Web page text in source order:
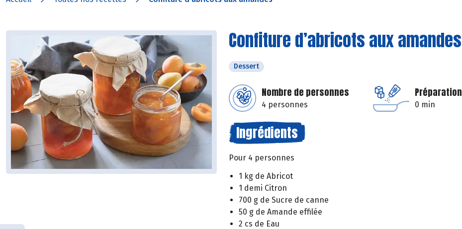
Confiture d’abricots aux amandes
Dessert
Nombre de personnes
4 personnes
Préparation
0 min
Ingrédients
Pour 4 personnes
1 kg de Abricot
1 demi Citron
700 g de Sucre de canne
50 g de Amande effilée
2 cs de Eau